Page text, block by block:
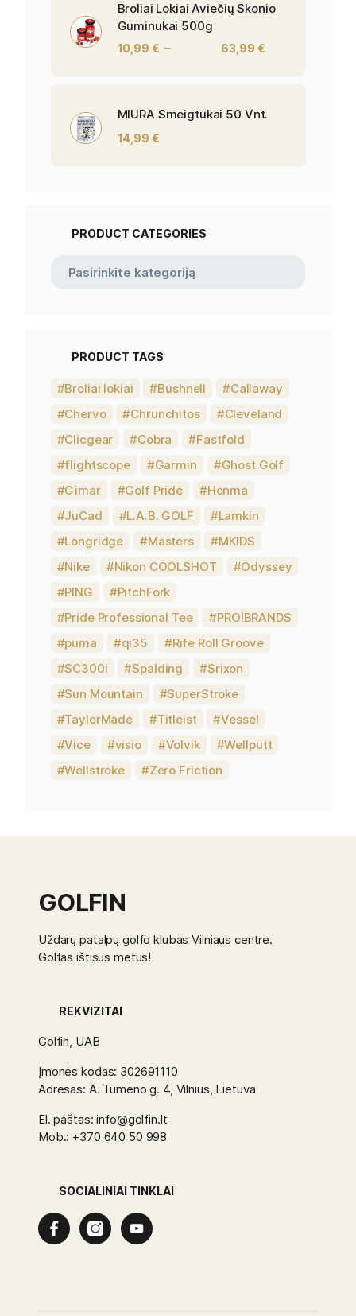
Broliai Lokiai Aviečių Skonio
Guminukai 500g
10,99 € – 63,99 €
MIURA Smeigtukai 50 Vnt.
14,99 €
PRODUCT CATEGORIES
PRODUCT TAGS
Broliai lokiai Bushnell
Callaway
Chervo
Chrunchitos
Cleveland
Clicgear
Cobra
Fastfold
flightscope
Garmin
Ghost Golf
Gimar
Golf Pride
Honma
JuCad
L.A.B. GOLF
Lamkin
Longridge
Masters
MKIDS
Nike
Nikon COOLSHOT
Odyssey
PING
PitchFork
Pride Professional Tee
PRO!BRANDS
puma
qi35
Rife Roll Groove
SC300i
Spalding
Srixon
Sun Mountain
SuperStroke
TaylorMade
Titleist
Vessel
Vice
visio Volvik
Wellputt
Wellstroke
Zero Friction
GOLFIN
Uždarų patalpų golfo klubas Vilniaus centre.
Golfas ištisus metus!
REKVIZITAI
Golfin, UAB
Įmonės kodas: 302691110
Adresas: A. Tumėno g. 4, Vilnius, Lietuva
El. paštas: info@golfin.lt
Mob.: +370 640 50 998
SOCIALINIAI TINKLAI